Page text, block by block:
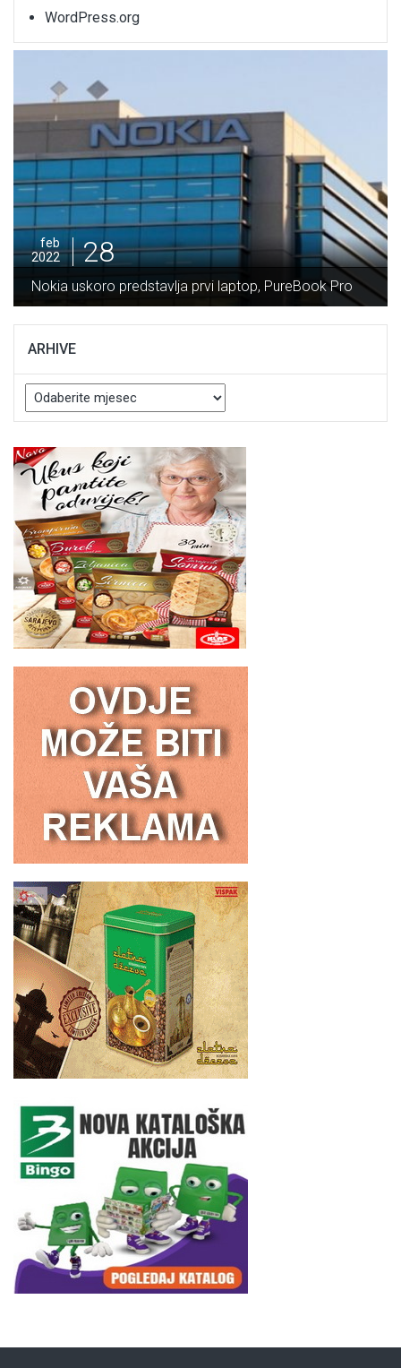
WordPress.org
PureBook Pro
feb
28
Potpisan Ugovor za izgradnju
Vranduk vrijedan 64 miliona
ARHIVE
Arhive